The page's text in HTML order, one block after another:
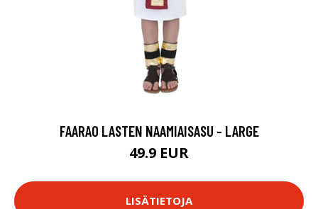
FAARAO LASTEN NAAMIAISASU - LARGE
49.9 EUR
LISÄTIETOJA